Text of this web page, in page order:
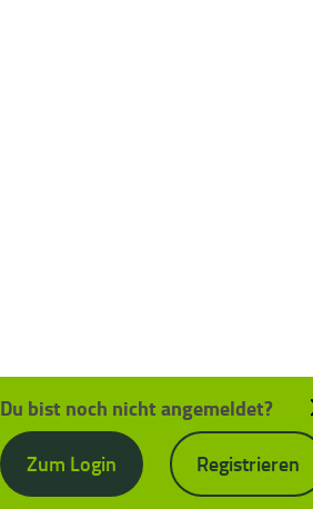
Du bist noch nicht angemeldet?
Zum Login
Registrieren